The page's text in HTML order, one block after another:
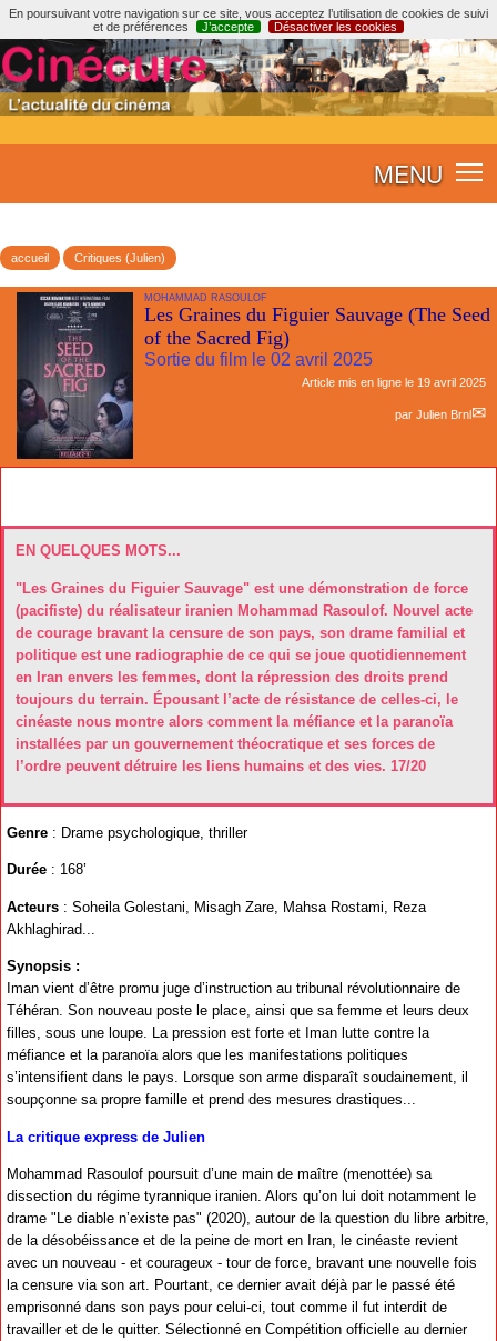
En poursuivant votre navigation sur ce site, vous acceptez l’utilisation de cookies de suivi
et de préférences
J’accepte Désactiver les cookies
MENU
accueil Critiques (Julien)
MOHAMMAD RASOULOF
Les Graines du Figuier Sauvage (The Seed
of the Sacred Fig)
Sortie du film le 02 avril 2025
Article mis en ligne le 19 avril 2025
par Julien Brnl
EN QUELQUES MOTS...
"Les Graines du Figuier Sauvage" est une démonstration de force
(pacifiste) du réalisateur iranien Mohammad Rasoulof. Nouvel acte
de courage bravant la censure de son pays, son drame familial et
politique est une radiographie de ce qui se joue quotidiennement
en Iran envers les femmes, dont la répression des droits prend
toujours du terrain. Épousant l’acte de résistance de celles-ci, le
cinéaste nous montre alors comment la méfiance et la paranoïa
installées par un gouvernement théocratique et ses forces de
l’ordre peuvent détruire les liens humains et des vies. 17/20
Genre : Drame psychologique, thriller
Durée : 168’
Acteurs : Soheila Golestani, Misagh Zare, Mahsa Rostami, Reza
Akhlaghirad...
Synopsis :
Iman vient d’être promu juge d’instruction au tribunal révolutionnaire de
Téhéran. Son nouveau poste le place, ainsi que sa femme et leurs deux
filles, sous une loupe. La pression est forte et Iman lutte contre la
méfiance et la paranoïa alors que les manifestations politiques
s’intensifient dans le pays. Lorsque son arme disparaît soudainement, il
soupçonne sa propre famille et prend des mesures drastiques...
La critique express de Julien
Mohammad Rasoulof poursuit d’une main de maître (menottée) sa
dissection du régime tyrannique iranien. Alors qu’on lui doit notamment le
drame "Le diable n’existe pas" (2020), autour de la question du libre arbitre,
de la désobéissance et de la peine de mort en Iran, le cinéaste revient
avec un nouveau - et courageux - tour de force, bravant une nouvelle fois
la censure via son art. Pourtant, ce dernier avait déjà par le passé été
emprisonné dans son pays pour celui-ci, tout comme il fut interdit de
travailler et de le quitter. Sélectionné en Compétition officielle au dernier